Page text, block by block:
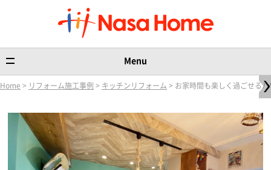
Menu
Home > リフォーム施工事例 > キッチンリフォーム > お家時間も楽しく過ごせる